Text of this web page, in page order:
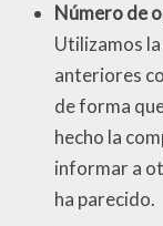
Número de
Utilizamos
anteriores
de forma
hecho la
informar a
ha parecido.